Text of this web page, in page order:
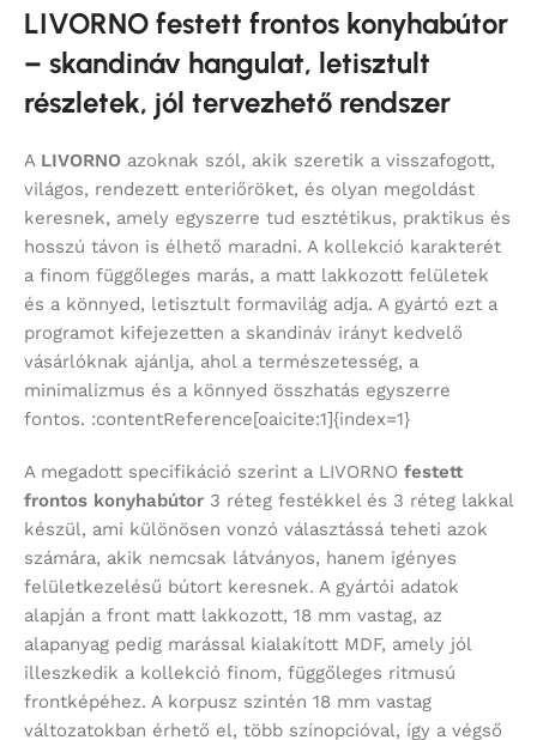
LIVORNO festett frontos konyhabútor
– skandináv hangulat, letisztult
részletek, jól tervezhető rendszer
A LIVORNO azoknak szól, akik szeretik a visszafogott,
világos, rendezett enteriőröket, és olyan megoldást
keresnek, amely egyszerre tud esztétikus, praktikus és
hosszú távon is élhető maradni. A kollekció karakterét
a finom függőleges marás, a matt lakkozott felületek
és a könnyed, letisztult formavilág adja. A gyártó ezt a
programot kifejezetten a skandináv irányt kedvelő
vásárlóknak ajánlja, ahol a természetesség, a
minimalizmus és a könnyed összhatás egyszerre
fontos. :contentReference[oaicite:1]{index=1}
A megadott specifikáció szerint a LIVORNO festett
frontos konyhabútor 3 réteg festékkel és 3 réteg lakkal
készül, ami különösen vonzó választássá teheti azok
számára, akik nemcsak látványos, hanem igényes
felületkezelésű bútort keresnek. A gyártói adatok
alapján a front matt lakkozott, 18 mm vastag, az
alapanyag pedig marással kialakított MDF, amely jól
illeszkedik a kollekció finom, függőleges ritmusú
frontképéhez. A korpusz szintén 18 mm vastag
változatokban érhető el, több színopcióval, így a végső